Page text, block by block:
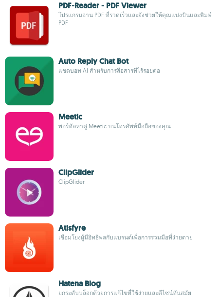
PDF-Reader - PDF Viewer
โปรแกรมอ่าน PDF ที่รวดเร็วและยังช่วยให้คุณแบ่งปันและพิมพ์
PDF
Auto Reply Chat Bot
แชตบอท AI สำหรับการสื่อสารที่ไร้รอยต่อ
Meetic
พอร์ทัลหาคู่ Meetic บนโทรศัพท์มือถือของคุณ
ClipGlider
ClipGlider
Atisfyre
เชื่อมโยงผู้มีอิทธิพลกับแบรนด์เพื่อการร่วมมือที่ง่ายดาย
Hatena Blog
ยกระดับบล็อกด้วยการแก้ไขที่ใช้ง่ายและดีไซน์ทันสมัย